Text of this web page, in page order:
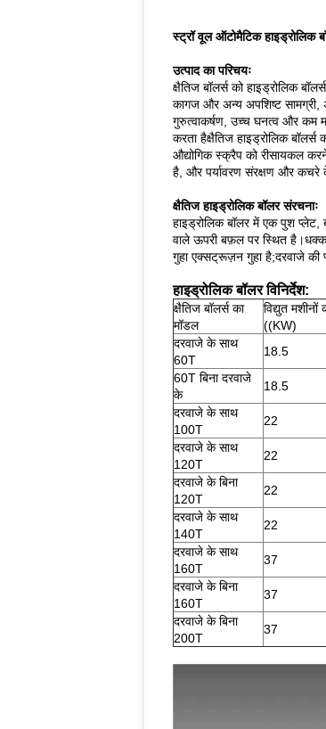
स्ट्रॉ वूल ऑटोमैटिक हाइड्रोलिक
उत्पाद का परिचयः
क्षैतिज बॉलर्स को हाइड्रोलिक
कागज और अन्य अपशिष्ट सामग्री,
गुरुत्वाकर्षण, उच्च घनत्व और कम
करता हैक्षैतिज हाइड्रोलिक
औद्योगिक स्क्रैप को रीसायकल
है, और पर्यावरण संरक्षण और कचरे
क्षैतिज हाइड्रोलिक बॉलर संरचनाः
हाइड्रोलिक बॉलर में एक पुश
वाले ऊपरी बफ़ल पर स्थित
गुहा एक्सट्रूज़न गुहा है;दरवाजे की
हाइड्रोलिक बॉलर विनिर्देश:
क्षैतिज बॉलर्स का
मॉडल
विद्युत मशीनों
((KW)
दरवाजे के साथ
60T
18.5
60T बिना दरवाजे
के
18.5
दरवाजे के साथ
100T
22
दरवाजे के साथ
120T
22
दरवाजे के बिना
120T
22
दरवाजे के साथ
140T
22
दरवाजे के साथ
160T
37
दरवाजे के बिना
160T
37
दरवाजे के बिना
200T
37